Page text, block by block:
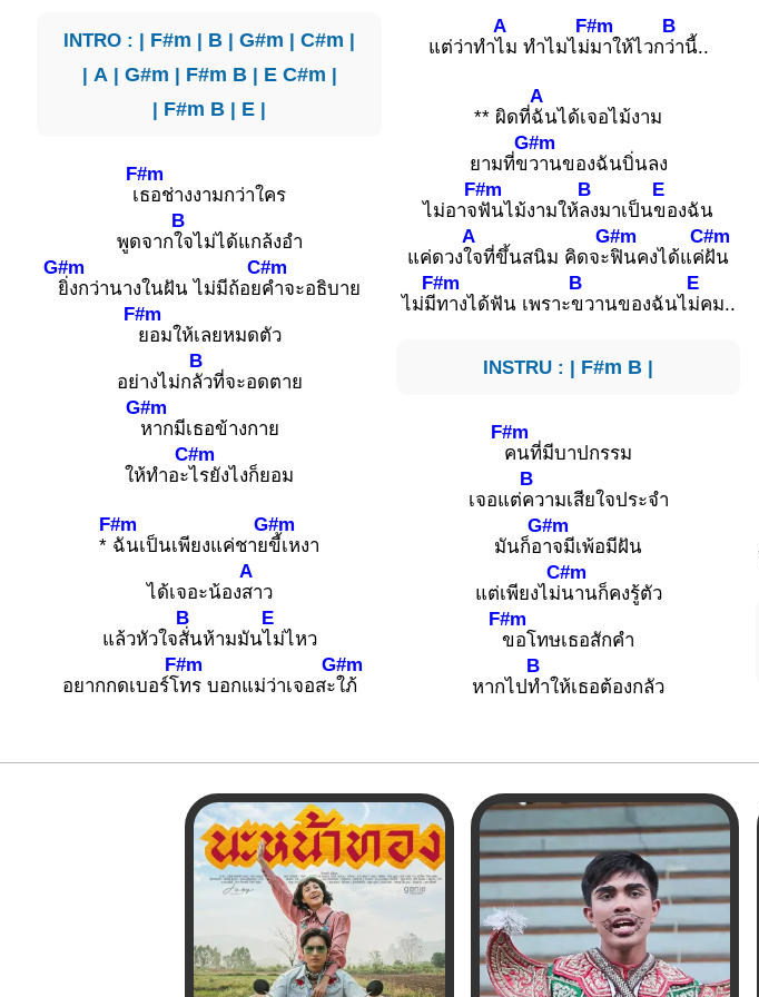
INTRO : | F#m | B |G#m |C#m |
| A | G#m | F#m B| E C#m |
| F#m B | E |
เ
F#m
ธอช่างงามกว่าใคร
พูดจาก
B
ใจไม่ได้แกล้งอำ
G#m
ยิ่งกว่านางในฝัน ไม่มีถ้อย
C#m
คำจะอธิบาย
F#m
ยอมให้เลยหมดตัว
อย่างไม่ก
B
ลัวที่จะอดตาย
G#m
หากมีเธอข้างกาย
ให้ทำอะ
C#m
ไรยังไงก็ยอม
*
F#m
ฉันเป็นเพียงแค่ชาย
G#m
ขี้เหงา
ได้เจอะน้อง
A
สาว
แล้วหัวใจ
B
สั่นห้ามมัน
E
ไม่ไหว
อยากกดเบอร์โ
F#m
ทร บอกแม่ว่าเจอสะ
G#m
ใภ้
แต่ว่าทำ
A
ไม ทำไมไม่
F#m
มาให้ไวก
B
ว่านี้..
** ผิดที่
A
ฉันได้เจอไม้งาม
ยามที่ข
G#m
วานของฉันบิ่นลง
ไม่อาจ
F#m
ฟันไม้งามให้
B
ลงมาเป็น
E
ของฉัน
แค่ดวง
A
ใจที่ขึ้นสนิม คิดจะ
G#m
ฟินคงได้แค่
C#m
ฝัน
ไม่มี
F#m
ทางได้ฟัน เพราะ
B
ขวานของฉันไ
E
ม่คม..
INSTRU : | F#m B |
F#m
คนที่มีบาปกรรม
เจอแต่
B
ความเสียใจประจำ
มันก็อ
G#m
าจมีเพ้อมีฝัน
แต่เพียงไม่
C#m
นานก็คงรู้ตัว
F#m
ขอโทษเธอสักคำ
หากไป
B
ทำให้เธอต้องกลัว